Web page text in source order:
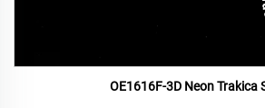
OE1616F-3D Neon Trakica